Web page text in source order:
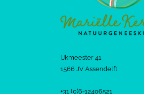
IJkmeester 41
1566 JV Assendelft
+31 (0)6-12406521